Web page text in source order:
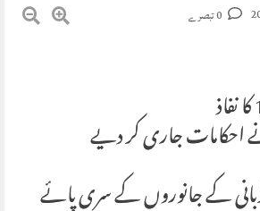
احکامات جاری کر دیے
کے جانوروں کے سری پائے